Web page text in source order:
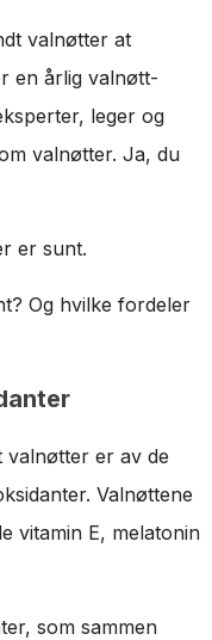
valnøtter at
en årlig valnøtt-
leger og
valnøtter. Ja, du
er sunt.
Og hvilke fordeler
valnøtter er av de
Valnøttene
vitamin E, melatonin
som sammen